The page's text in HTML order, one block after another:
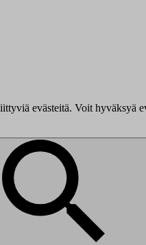
evästeitä. Voit hyväksyä